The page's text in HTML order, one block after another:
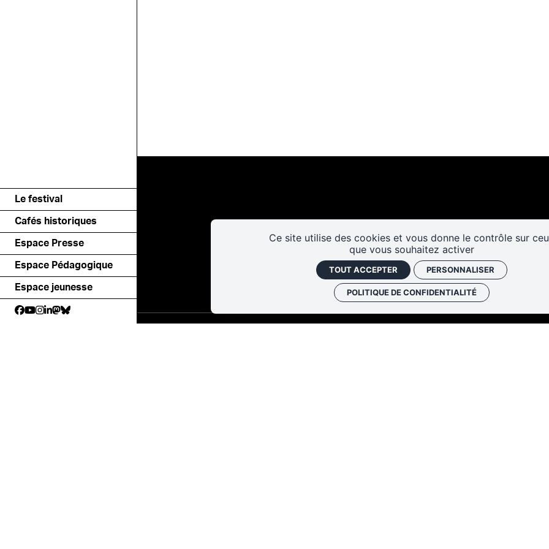
Ce site utilise des cookies et vous donne le contrôle sur
que vous souhaitez activer
TOUT ACCEPTER PERSONNALISER
POLITIQUE DE CONFIDENTIALITÉ
Le festival
Cafés historiques
Espace Presse
Espace Pédagogique
Espace jeunesse
Les cafés
historiques
Faire un don